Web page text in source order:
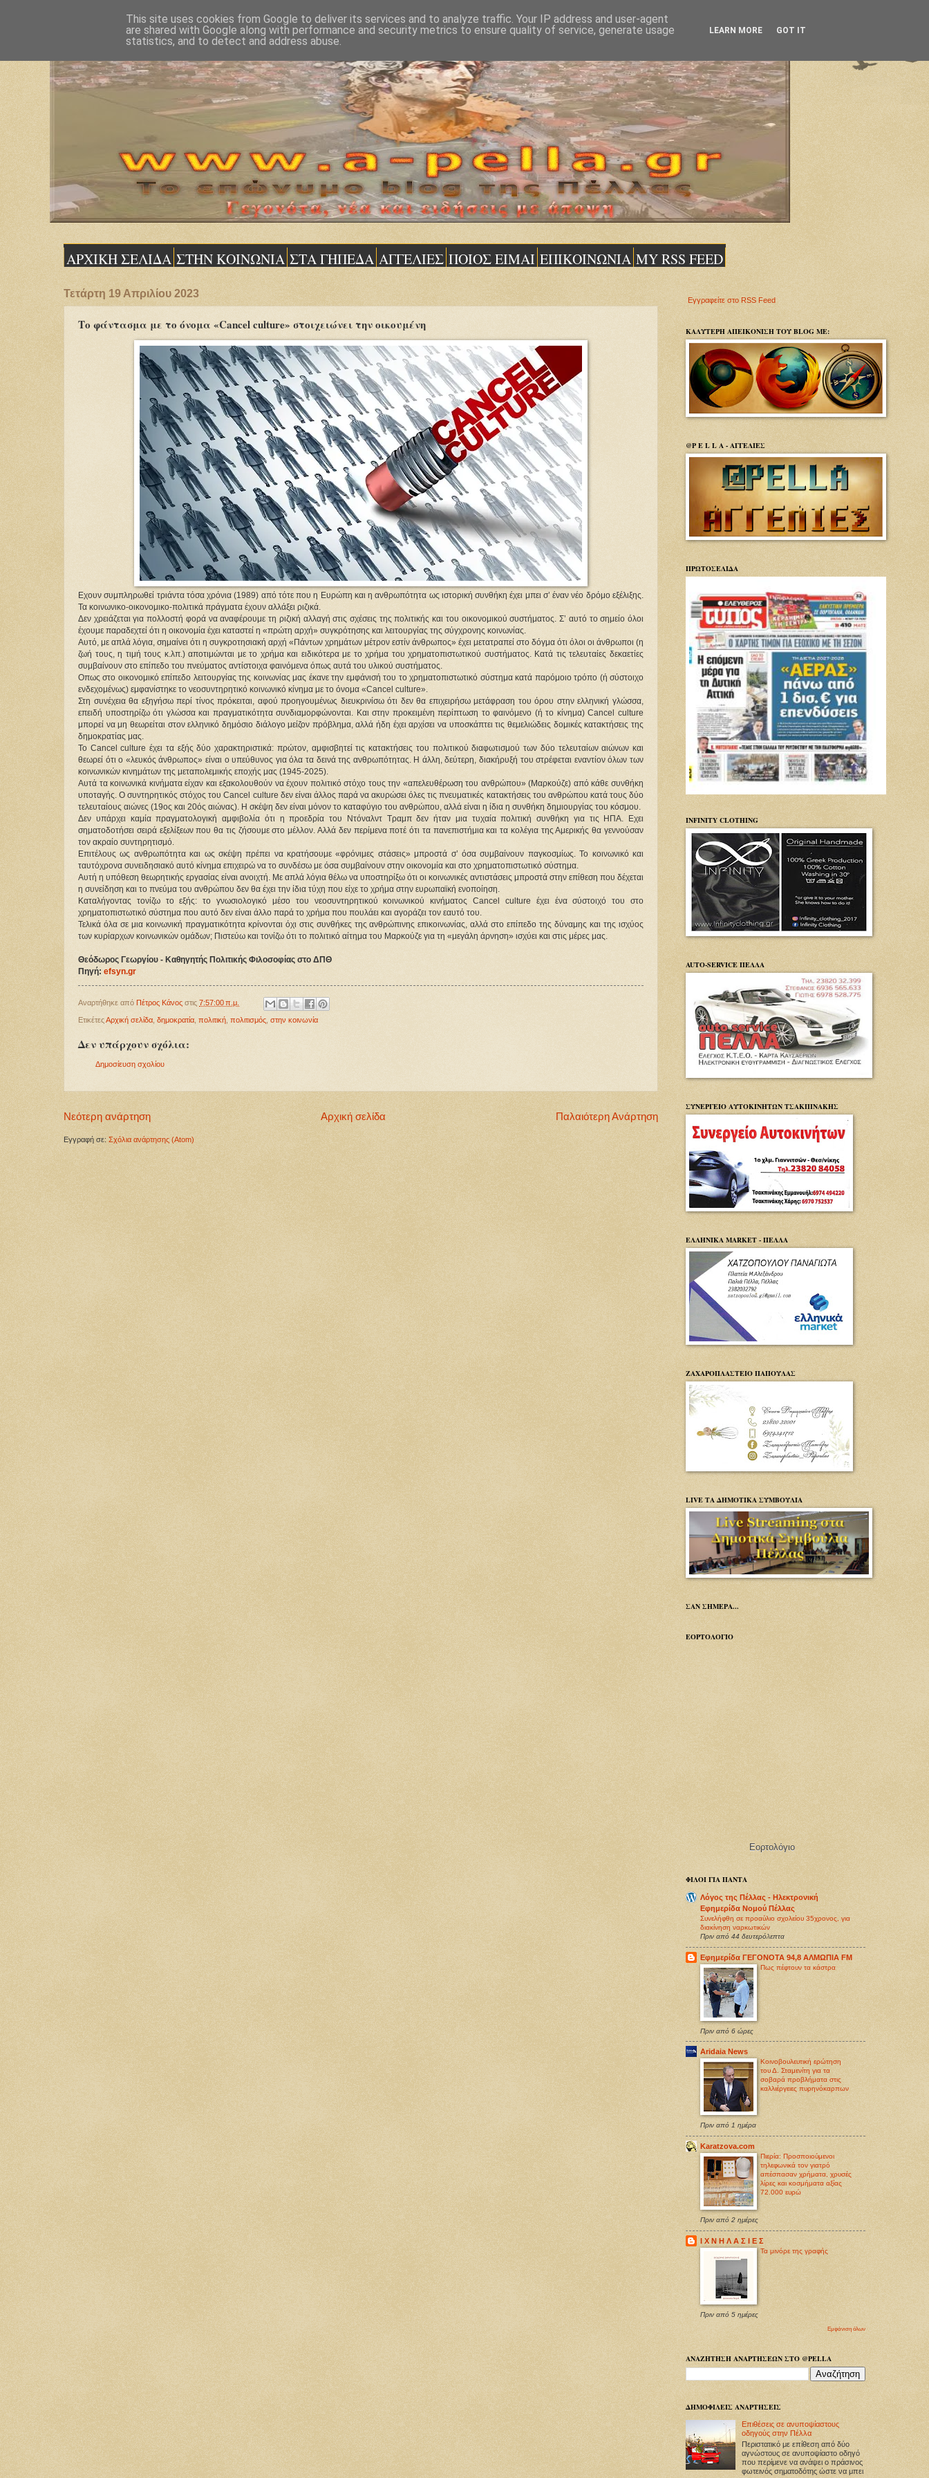
ΑΡΧΙΚΗ ΣΕΛΙΔΑ ΣΤΗΝ ΚΟΙΝΩΝΙΑ ΣΤΑ ΓΗΠΕΔΑ ΑΓΓΕΛΙΕΣ ΠΟΙΟΣ ΕΙΜΑΙ ΕΠΙΚΟΙΝΩΝΙΑ MY RSS FEED
Τετάρτη 19 Απριλίου 2023
Το φάντασμα με το όνομα «Cancel culture» στοιχειώνει την οικουμένη
Εχουν συμπληρωθεί τριάντα τόσα χρόνια (1989) από τότε που η Ευρώπη και η ανθρωπότητα ως ιστορική συνθήκη έχει μπει σ’ έναν νέο δρόμο εξέλιξης.
Τα κοινωνικο-οικονομικο-πολιτικά πράγματα έχουν αλλάξει ριζικά.
Δεν χρειάζεται για πολλοστή φορά να αναφέρουμε τη ριζική αλλαγή στις σχέσεις της πολιτικής και του οικονομικού συστήματος. Σ’ αυτό το σημείο όλοι
έχουμε παραδεχτεί ότι η οικονομία έχει καταστεί η «πρώτη αρχή» συγκρότησης και λειτουργίας της σύγχρονης κοινωνίας.
Αυτό, με απλά λόγια, σημαίνει ότι η συγκροτησιακή αρχή «Πάντων χρημάτων μέτρον εστίν άνθρωπος» έχει μετατραπεί στο δόγμα ότι όλοι οι άνθρωποι (η
ζωή τους, η τιμή τους κ.λπ.) αποτιμώνται με το χρήμα και ειδικότερα με το χρήμα του χρηματοπιστωτικού συστήματος. Κατά τις τελευταίες δεκαετίες
συμβαίνουν στο επίπεδο του πνεύματος αντίστοιχα φαινόμενα όπως αυτά του υλικού συστήματος.
Οπως στο οικονομικό επίπεδο λειτουργίας της κοινωνίας μας έκανε την εμφάνισή του το χρηματοπιστωτικό σύστημα κατά παρόμοιο τρόπο (ή σύστοιχο
ενδεχομένως) εμφανίστηκε το νεοσυντηρητικό κοινωνικό κίνημα με το όνομα «Cancel culture».
Στη συνέχεια θα εξηγήσω περί τίνος πρόκειται, αφού προηγουμένως διευκρινίσω ότι δεν θα επιχειρήσω μετάφραση του όρου στην ελληνική γλώσσα,
επειδή υποστηρίζω ότι γλώσσα και πραγματικότητα συνδιαμορφώνονται. Και στην προκειμένη περίπτωση το φαινόμενο (ή το κίνημα) Cancel culture
μπορεί να μη θεωρείται στον ελληνικό δημόσιο διάλογο μείζον πρόβλημα, αλλά ήδη έχει αρχίσει να υποσκάπτει τις θεμελιώδεις δομικές κατακτήσεις της
δημοκρατίας μας.
Το Cancel culture έχει τα εξής δύο χαρακτηριστικά: πρώτον, αμφισβητεί τις κατακτήσεις του πολιτικού διαφωτισμού των δύο τελευταίων αιώνων και
θεωρεί ότι ο «λευκός άνθρωπος» είναι ο υπεύθυνος για όλα τα δεινά της ανθρωπότητας. Η άλλη, δεύτερη, διακήρυξή του στρέφεται εναντίον όλων των
κοινωνικών κινημάτων της μεταπολεμικής εποχής μας (1945-2025).
Αυτά τα κοινωνικά κινήματα είχαν και εξακολουθούν να έχουν πολιτικό στόχο τους την «απελευθέρωση του ανθρώπου» (Μαρκούζε) από κάθε συνθήκη
υποταγής. Ο συντηρητικός στόχος του Cancel culture δεν είναι άλλος παρά να ακυρώσει όλες τις πνευματικές κατακτήσεις του ανθρώπου κατά τους δύο
τελευταίους αιώνες (19ος και 20ός αιώνας). Η σκέψη δεν είναι μόνον το καταφύγιο του ανθρώπου, αλλά είναι η ίδια η συνθήκη δημιουργίας του κόσμου.
Δεν υπάρχει καμία πραγματολογική αμφιβολία ότι η προεδρία του Ντόναλντ Τραμπ δεν ήταν μια τυχαία πολιτική συνθήκη για τις ΗΠΑ. Εχει
σηματοδοτήσει σειρά εξελίξεων που θα τις ζήσουμε στο μέλλον. Αλλά δεν περίμενα ποτέ ότι τα πανεπιστήμια και τα κολέγια της Αμερικής θα γεννούσαν
τον ακραίο συντηρητισμό.
Επιτέλους ως ανθρωπότητα και ως σκέψη πρέπει να κρατήσουμε «φρόνιμες στάσεις» μπροστά σ’ όσα συμβαίνουν παγκοσμίως. Το κοινωνικό και
ταυτόχρονα συνειδησιακό αυτό κίνημα επιχειρώ να το συνδέσω με όσα συμβαίνουν στην οικονομία και στο χρηματοπιστωτικό σύστημα.
Αυτή η υπόθεση θεωρητικής εργασίας είναι ανοιχτή. Με απλά λόγια θέλω να υποστηρίξω ότι οι κοινωνικές αντιστάσεις μπροστά στην επίθεση που δέχεται
η συνείδηση και το πνεύμα του ανθρώπου δεν θα έχει την ίδια τύχη που είχε το χρήμα στην ευρωπαϊκή ενοποίηση.
Καταλήγοντας τονίζω το εξής: το γνωσιολογικό μέσο του νεοσυντηρητικού κοινωνικού κινήματος Cancel culture έχει ένα σύστοιχό του στο
χρηματοπιστωτικό σύστημα που αυτό δεν είναι άλλο παρά το χρήμα που πουλάει και αγοράζει τον εαυτό του.
Τελικά όλα σε μια κοινωνική πραγματικότητα κρίνονται όχι στις συνθήκες της ανθρώπινης επικοινωνίας, αλλά στο επίπεδο της δύναμης και της ισχύος
των κυρίαρχων κοινωνικών ομάδων; Πιστεύω και τονίζω ότι το πολιτικό αίτημα του Μαρκούζε για τη «μεγάλη άρνηση» ισχύει και στις μέρες μας.
Θεόδωρος Γεωργίου - Καθηγητής Πολιτικής Φιλοσοφίας στο ΔΠΘ
Πηγή: efsyn.gr
Αναρτήθηκε από Πέτρος Κάνος στις 7:57:00 π.μ.
ΕτικέτεςΑρχική σελίδα δημοκρατία πολιτική πολιτισμός στην κοινωνία
Δεν υπάρχουν σχόλια:
Δημοσίευση σχολίου
Νεότερη ανάρτηση Παλαιότερη Ανάρτηση
Αρχική σελίδα
Εγγραφή σε: Σχόλια ανάρτησης (Atom)
Εγγραφείτε στο RSS Feed
ΚΑΛΥΤΕΡΗ ΑΠΕΙΚΟΝΙΣΗ ΤΟΥ BLOG ΜΕ:
@P E L L A - ΑΓΓΕΛΙΕΣ
ΠΡΩΤΟΣΕΛΙΔΑ
INFINITY CLOTHING
AUTO-SERVICE ΠΕΛΛΑ
ΣΥΝΕΡΓΕΙΟ ΑΥΤΟΚΙΝΗΤΩΝ ΤΣΑΚΠΙΝΑΚΗΣ
ΕΛΛΗΝΙΚΑ MARKET - ΠΕΛΛΑ
ΖΑΧΑΡΟΠΛΑΣΤΕΙΟ ΠΑΠΟΥΛΑΣ
LIVE ΤΑ ΔΗΜΟΤΙΚΑ ΣΥΜΒΟΥΛΙΑ
ΣΑΝ ΣΗΜΕΡΑ...
ΕΟΡΤΟΛΟΓΙΟ
Εορτολόγιο
ΦΙΛΟΙ ΓΙΑ ΠΑΝΤΑ
Λόγος της Πέλλας - Ηλεκτρονική
Εφημερίδα Νομού Πέλλας
Συνελήφθη σε προαύλιο σχολείου 35χρονος, για
διακίνηση ναρκωτικών
Πριν από 44 δευτερόλεπτα
Εφημερίδα ΓΕΓΟΝΟΤΑ 94,8 ΑΛΜΩΠΙΑ FM
Πως πέφτουν τα κάστρα
Πριν από 6 ώρες
Aridaia News
Κοινοβουλευτική ερώτηση
του Δ. Σταμενίτη για τα
σοβαρά προβλήματα στις
καλλιέργειες πυρηνόκαρπων
Πριν από 1 ημέρα
Karatzova.com
Πιερία: Προσποιούμενοι
τηλεφωνικά τον γιατρό
απέσπασαν χρήματα, χρυσές
λίρες και κοσμήματα αξίας
72.000 ευρώ
Πριν από 2 ημέρες
Ι Χ Ν Η Λ Α Σ Ι Ε Σ
Τα μινόρε της γραφής
Πριν από 5 ημέρες
Εμφάνιση όλων
ΑΝΑΖΗΤΗΣΗ ΑΝΑΡΤΗΣΕΩΝ ΣΤΟ @PELLA
ΔΗΜΟΦΙΛΕΙΣ ΑΝΑΡΤΗΣΕΙΣ
Επιθέσεις σε ανυποψίαστους
οδηγούς στην Πέλλα
Περιστατικό με επίθεση από δύο
αγνώστους σε ανυποψίαστο οδηγό
που περίμενε να ανάψει ο πράσινος
φωτεινός σηματοδότης ώστε να μπει
This site uses cookies from Google to deliver its services and to analyze traffic. Your IP address and user-agent
are shared with Google along with performance and security metrics to ensure quality of service, generate usage
statistics, and to detect and address abuse.
LEARN MORE GOT IT